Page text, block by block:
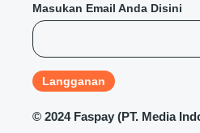
Masukan Email Anda Disini
© 2024 Faspay (PT. Media